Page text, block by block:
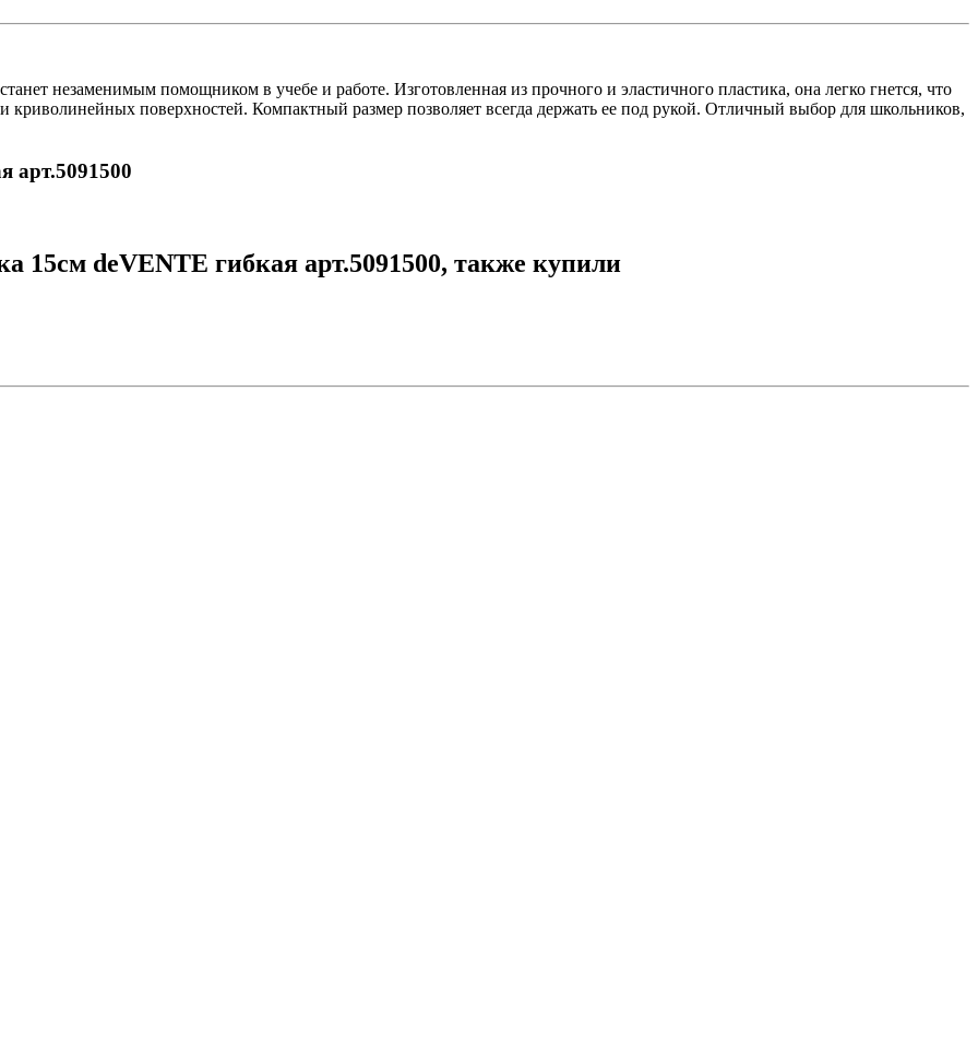
незаменимым помощником в учебе и работе. Изготовленная из прочного и эластичного пластика, она легко гнется, что
криволинейных поверхностей. Компактный размер позволяет всегда держать ее под рукой. Отличный выбор для школьников,
арт.5091500
15см deVENTE гибкая арт.5091500, также купили